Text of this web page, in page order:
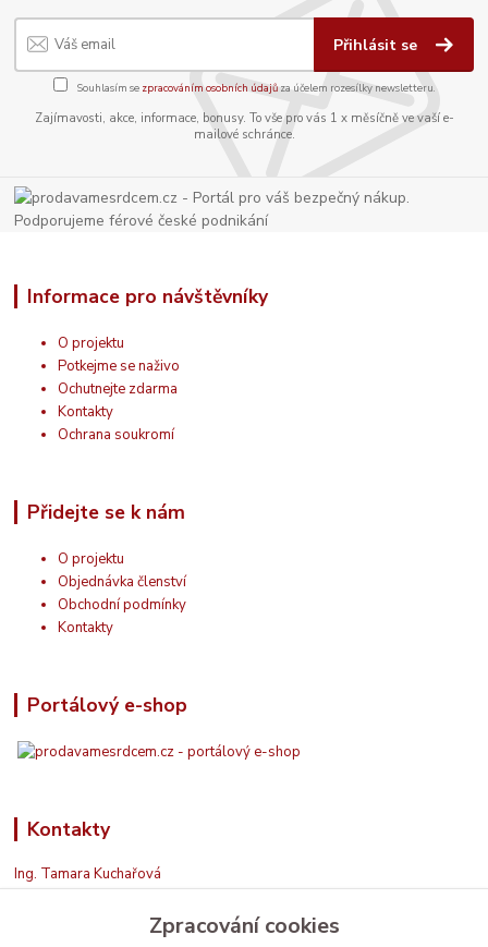
Přihlásit se
Souhlasím se zpracováním osobních údajůza účelem rozesílky newsletteru.
Zajímavosti, akce, informace, bonusy. To vše pro vás 1 x měsíčně ve vaší e-
mailové schránce.
Informace pro návštěvníky
O projektu
Potkejme se naživo
Ochutnejte zdarma
Kontakty
Ochrana soukromí
Přidejte se k nám
O projektu
Objednávka členství
Obchodní podmínky
Kontakty
Portálový e-shop
Kontakty
Ing. Tamara Kuchařová
+420 774 687 150
Jsem na příjmu. Když nemohu, zavolám zpět.
Zpracování cookies